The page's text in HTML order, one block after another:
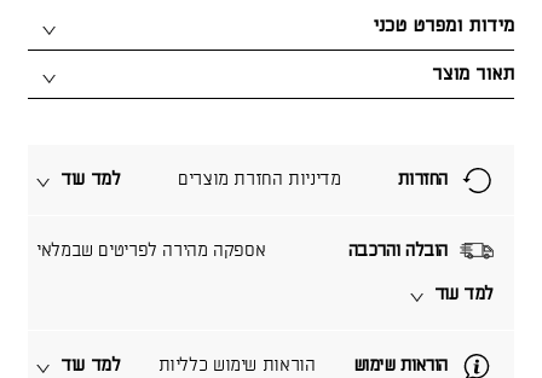
תאור מוצר
מידות ומפרט טכני
הוראות שימוש הוראות שימוש כלליות למד עוד
הובלה והרכבה אספקה מהירה לפריטים שבמלאי
למד עוד
החזרות מדיניות החזרת מוצרים למד עוד